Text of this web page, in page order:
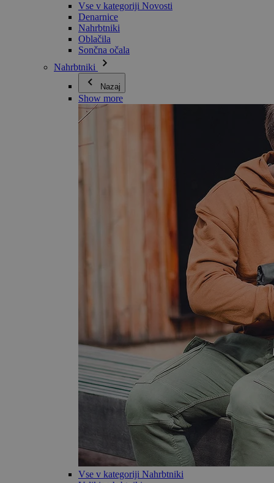
Vse v kategoriji Novosti
Denarnice
Nahrbtniki
Oblačila
Sončna očala
Nahrbtniki
Nazaj
Show more
Vse v kategoriji Nahrbtniki